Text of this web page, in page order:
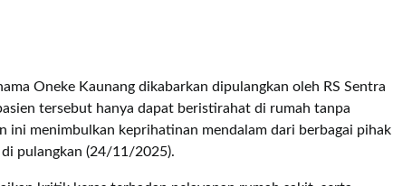
Oneke Kaunang dikabarkan dipulangkan oleh RS Sentra
tersebut hanya dapat beristirahat di rumah tanpa
ini menimbulkan keprihatinan mendalam dari berbagai pihak
pulangkan (24/11/2025).